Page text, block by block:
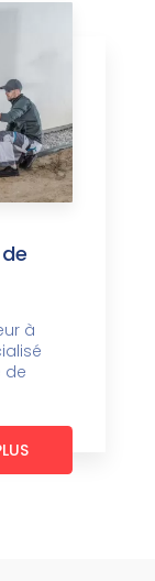
à
de